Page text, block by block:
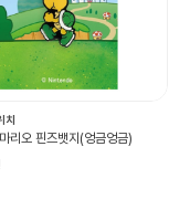
치
리오 핀즈뱃지(엉금엉금)